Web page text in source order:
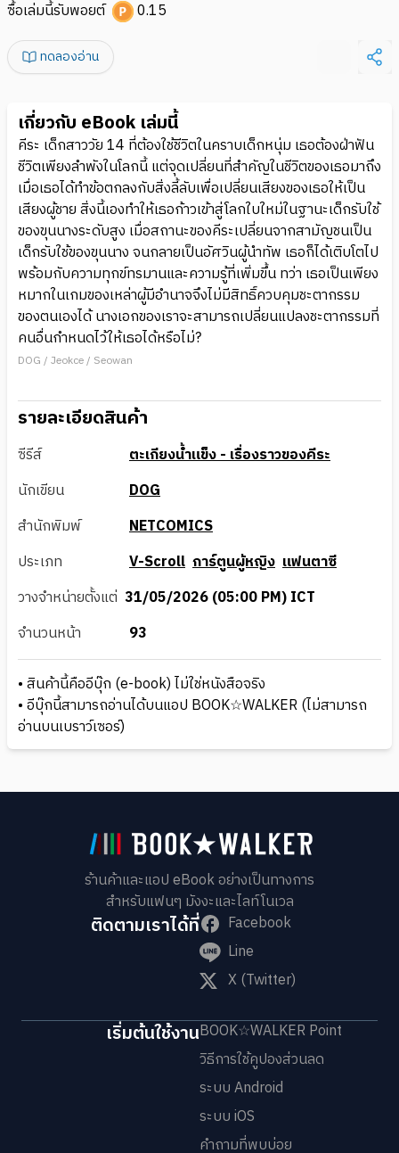
ซื้อเล่มนี้รับพอยต์ 0.15
ทดลองอ่าน
เกี่ยวกับ eBook เล่มนี้
คีระ เด็กสาววัย 14 ที่ต้องใช้ชีวิตในคราบเด็กหนุ่ม เธอต้องฝ่าฟัน
ชีวิตเพียงลำพังในโลกนี้ แต่จุดเปลี่ยนที่สำคัญในชีวิตของเธอมาถึง
เมื่อเธอได้ทำข้อตกลงกับสิ่งลี้ลับเพื่อเปลี่ยนเสียงของเธอให้เป็น
เสียงผู้ชาย สิ่งนี้เองทำให้เธอก้าวเข้าสู่โลกใบใหม่ในฐานะเด็กรับใช้
ของขุนนางระดับสูง เมื่อสถานะของคีระเปลี่ยนจากสามัญชนเป็น
เด็กรับใช้ของขุนนาง จนกลายเป็นอัศวินผู้นำทัพ เธอก็ได้เติบโตไป
พร้อมกับความทุกข์ทรมานและความรู้ที่เพิ่มขึ้น ทว่า เธอเป็นเพียง
หมากในเกมของเหล่าผู้มีอำนาจจึงไม่มีสิทธิ์ควบคุมชะตากรรม
ของตนเองได้ นางเอกของเราจะสามารถเปลี่ยนแปลงชะตากรรมที่
คนอื่นกำหนดไว้ให้เธอได้หรือไม่?
DOG / Jeokce / Seowan
รายละเอียดสินค้า
ซีรีส์
ตะเกียงน้ำแข็ง - เรื่องราวของคีระ
นักเขียน
DOG
สำนักพิมพ์
NETCOMICS
ประเภท
V-Scroll การ์ตูนผู้หญิง แฟนตาซี
วางจำหน่ายตั้งแต่ 31/05/2026 (05:00 PM) ICT
จำนวนหน้า
93
• สินค้านี้คืออีบุ๊ก (e-book) ไม่ใช่หนังสือจริง
• อีบุ๊กนี้สามารถอ่านได้บนแอป BOOK☆WALKER (ไม่สามารถ
อ่านบนเบราว์เซอร์)
ร้านค้าและแอป eBook อย่างเป็นทางการ
สำหรับแฟนๆ มังงะและไลท์โนเวล
ติดตามเราได้ที่
Facebook
Line
X (Twitter)
เริ่มต้นใช้งานBOOK☆WALKER Point
วิธีการใช้คูปองส่วนลด
ระบบ Android
ระบบ iOS
คำถามที่พบบ่อย